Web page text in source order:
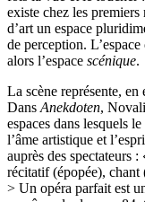
existe chez les
d’art un espace
de perception.
alors l’espace scénique.
La scène représente,
Dans Anekdoten,
espaces dans lesquels
l’âme artistique et
auprès des spectateurs
récitatif (épopée),
> Un opéra parfait est